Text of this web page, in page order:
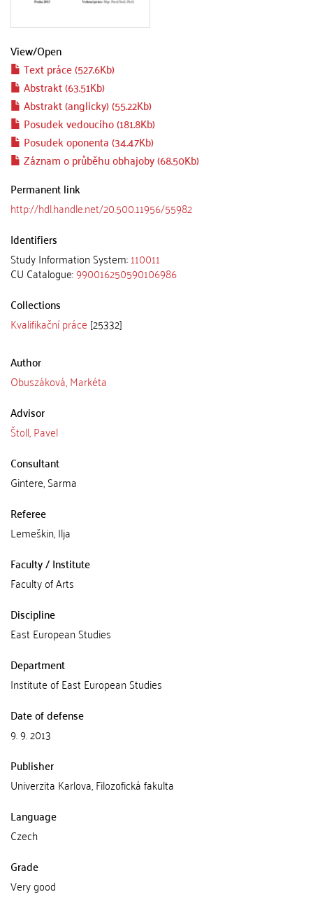
View/Open
Text práce (527.6Kb)
Abstrakt (63.51Kb)
Abstrakt (anglicky) (55.22Kb)
Posudek vedoucího (181.8Kb)
Posudek oponenta (34.47Kb)
Záznam o průběhu obhajoby (68.50Kb)
Permanent link
http://hdl.handle.net/20.500.11956/55982
Identifiers
Study Information System:110011
CU Catalogue:990016250590106986
Collections
Kvalifikační práce [25332]
Author
Obuszáková, Markéta
Advisor
Štoll, Pavel
Consultant
Gintere, Sarma
Referee
Lemeškin, Ilja
Faculty / Institute
Faculty of Arts
Discipline
East European Studies
Department
Institute of East European Studies
Date of defense
9. 9. 2013
Publisher
Univerzita Karlova, Filozofická fakulta
Language
Czech
Grade
Very good